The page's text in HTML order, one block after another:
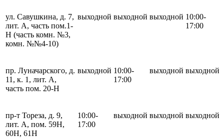
ул. Савушкина, д. 7,
лит. А, часть пом.1-
Н (часть комн. №3,
комн. №№4-10)
выходной выходной выходной 10:00-
17:00
пр. Луначарского, д.
11, к. 1, лит. А,
часть пом. 20-Н
выходной 10:00-
17:00
выходной выходной
пр-т Тореза, д. 9,
лит. А, пом. 59Н,
60Н, 61Н
10:00-
17:00
выходной выходной выходной